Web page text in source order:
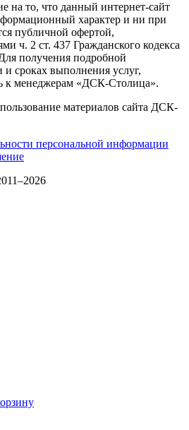
на то, что данный интернет-сайт
характер и ни при
публичной офертой,
ч. 2 ст. 437 Гражданского кодекса
получения подробной
сроках выполнения услуг,
к менеджерам «ДСК-Столица».
материалов сайта ДСК-
персональной информации